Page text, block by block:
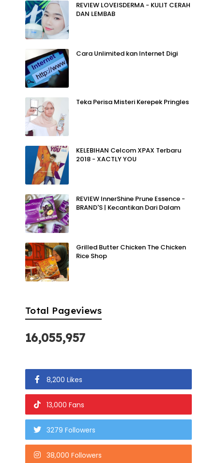
REVIEW LOVEISDERMA - KULIT CERAH
DAN LEMBAB
Cara Unlimited kan Internet Digi
Teka Perisa Misteri Kerepek Pringles
KELEBIHAN Celcom XPAX Terbaru
2018 - XACTLY YOU
REVIEW InnerShine Prune Essence -
BRAND'S | Kecantikan Dari Dalam
Grilled Butter Chicken The Chicken
Rice Shop
Total Pageviews
16,055,957
8,200 Likes
13,000 Fans
3279 Followers
38,000 Followers